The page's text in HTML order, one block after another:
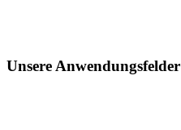
Unsere Anwendungsfelder